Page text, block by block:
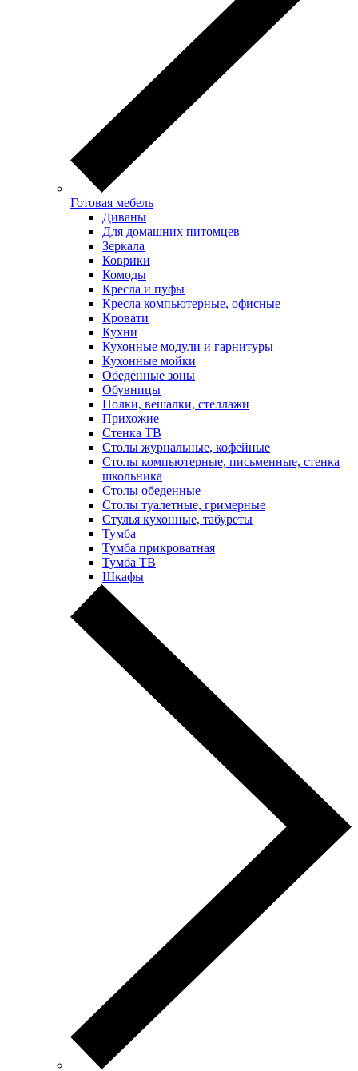
Готовая мебель
Диваны
Для домашних питомцев
Зеркала
Коврики
Комоды
Кресла и пуфы
Кресла компьютерные, офисные
Кровати
Кухни
Кухонные модули и гарнитуры
Кухонные мойки
Обеденные зоны
Обувницы
Полки, вешалки, стеллажи
Прихожие
Стенка ТВ
Столы журнальные, кофейные
Столы компьютерные, письменные, стенка
школьника
Столы обеденные
Столы туалетные, гримерные
Стулья кухонные, табуреты
Тумба
Тумба прикроватная
Тумба ТВ
Шкафы